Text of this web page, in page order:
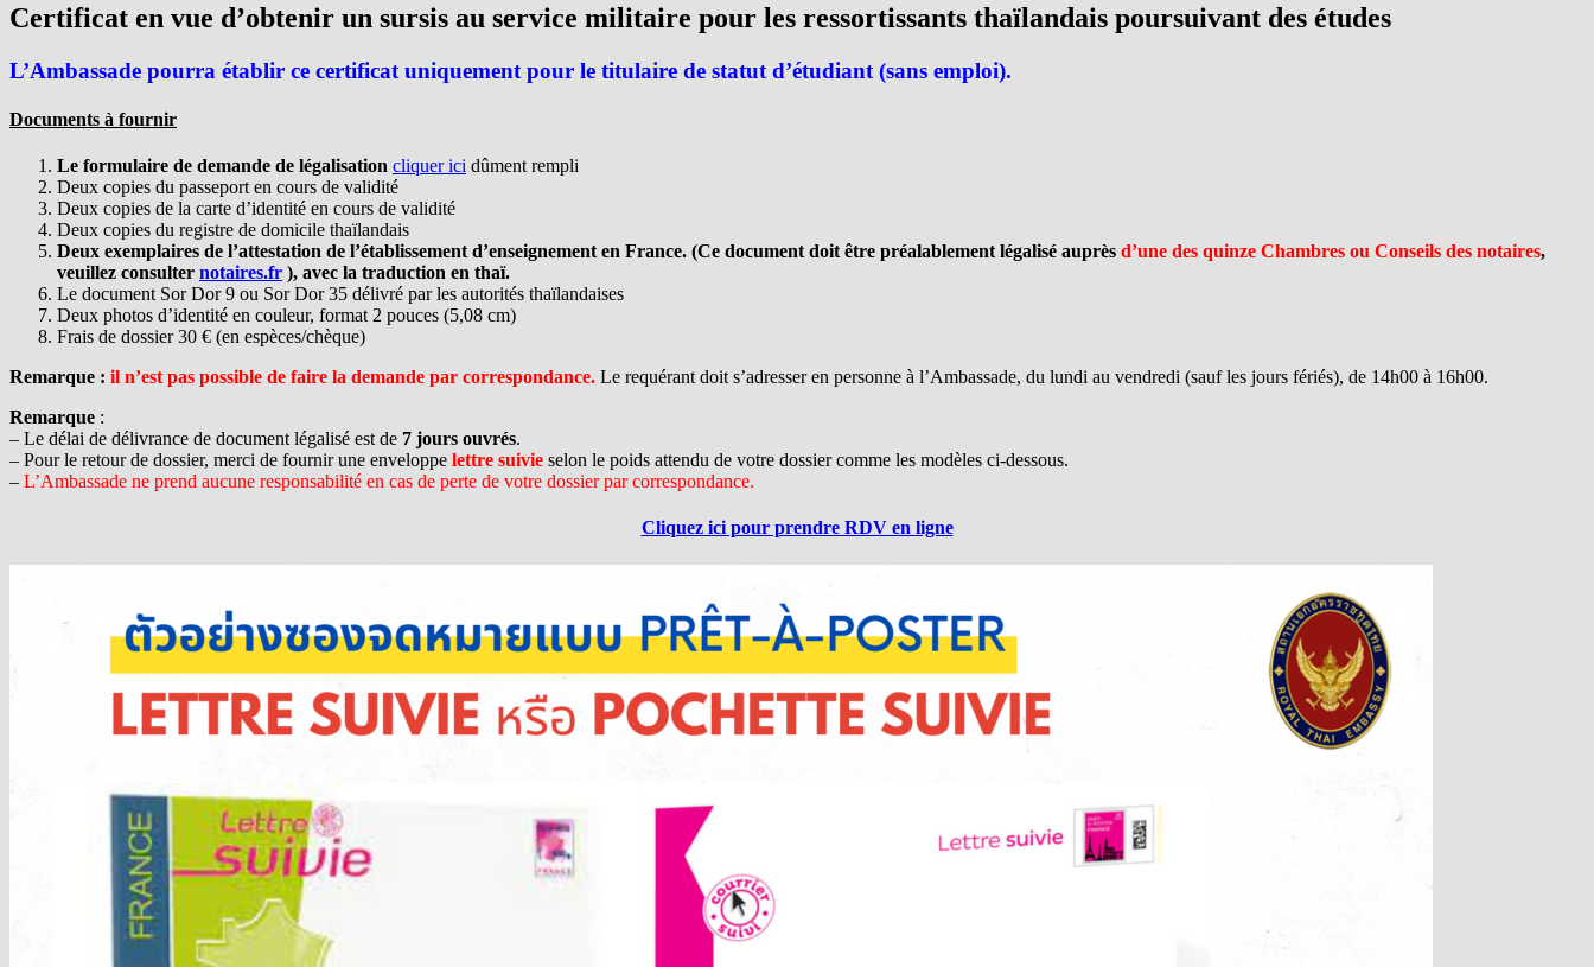
Certificat en vue d’obtenir un sursis au service militaire pour les ressortissants thaïlandais poursuivant des études
L’Ambassade pourra établir ce certificat uniquement pour le titulaire de statut d’étudiant (sans emploi).
Documents à fournir
Le formulaire de demande de légalisation cliquer ici dûment rempli
Deux copies du passeport en cours de validité
Deux copies de la carte d’identité en cours de validité
Deux copies du registre de domicile thaïlandais
Deux exemplaires de l’attestation de l’établissement d’enseignement en France. (Ce document doit être préalablement légalisé auprès d’une des quinze Chambres ou Conseils des notaires,
veuillez consulter notaires.fr ), avec la traduction en thaï.
Le document Sor Dor 9 ou Sor Dor 35 délivré par les autorités thaïlandaises
Deux photos d’identité en couleur, format 2 pouces (5,08 cm)
Frais de dossier 30 € (en espèces/chèque)
Remarque : il n’est pas possible de faire la demande par correspondance. Le requérant doit s’adresser en personne à l’Ambassade, du lundi au vendredi (sauf les jours fériés), de 14h00 à 16h00.
Remarque :
– Le délai de délivrance de document légalisé est de 7 jours ouvrés.
– Pour le retour de dossier, merci de fournir une enveloppe lettre suivie selon le poids attendu de votre dossier comme les modèles ci-dessous.
– L’Ambassade ne prend aucune responsabilité en cas de perte de votre dossier par correspondance.
Cliquez ici pour prendre RDV en ligne